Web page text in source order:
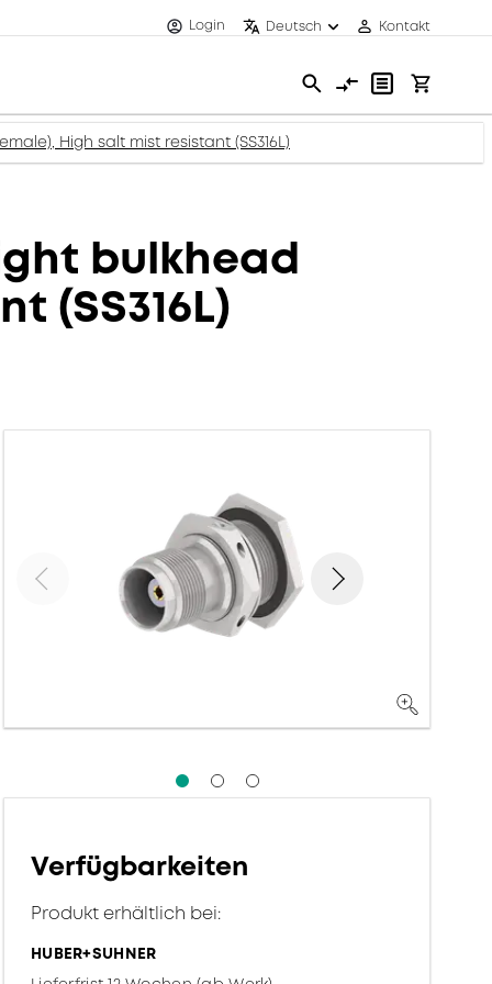
Login Deutsch Kontakt
High salt mist resistant (SS316L)
bulkhead
(SS316L)
Verfügbarkeiten
Produkt erhältlich bei:
HUBER+SUHNER